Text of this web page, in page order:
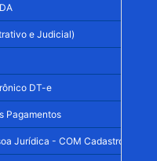
e Judicial)
DT-e
Pagamentos
Jurídica - COM Cadastro no